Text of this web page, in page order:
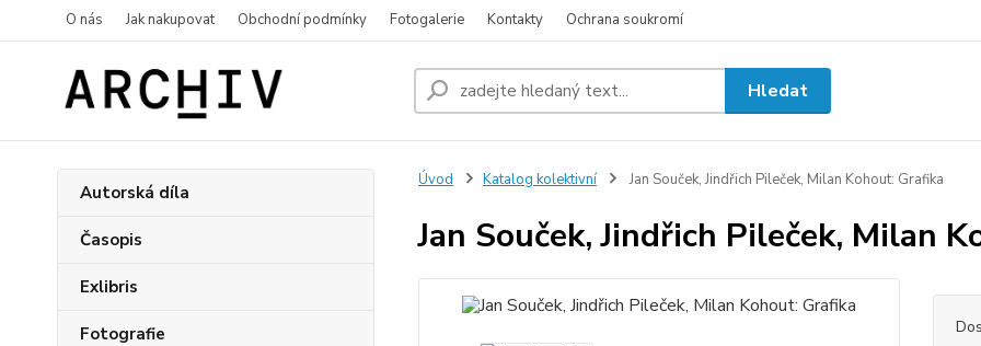
O nás Jak nakupovat Obchodní podmínky Fotogalerie Kontakty Ochrana soukromí
Hledat
Autorská díla
Časopis
Exlibris
Fotografie
Úvod Katalog kolektivní Jan Souček, Jindřich Pileček, Milan Kohout: Grafika
Jan Souček, Jindřich Pileček, Milan